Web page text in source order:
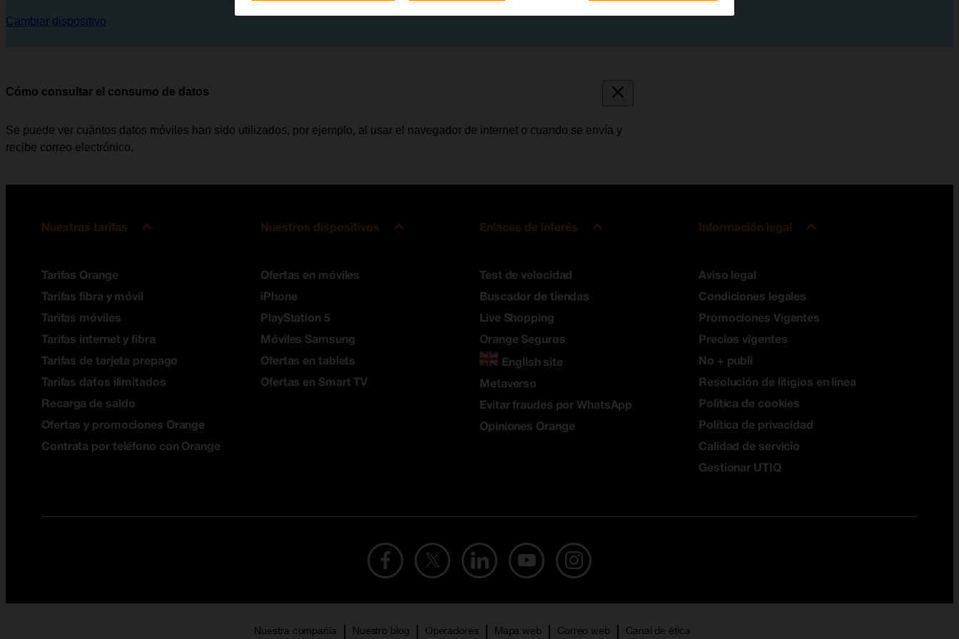
Cambiar dispositivo
Cómo consultar el consumo de datos
Se puede ver cuántos datos móviles han sido utilizados, por ejemplo, al usar el navegador de internet o cuando se envía y
recibe correo electrónico.
Nuestras tarifas
Tarifas Orange
Tarifas fibra y móvil
Tarifas móviles
Tarifas internet y fibra
Tarifas de tarjeta prepago
Tarifas datos ilimitados
Recarga de saldo
Ofertas y promociones Orange
Contrata por teléfono con Orange
Nuestros dispositivos
Ofertas en móviles
iPhone
PlayStation 5
Móviles Samsung
Ofertas en tablets
Ofertas en Smart TV
Enlaces de interés
Test de velocidad
Buscador de tiendas
Live Shopping
Orange Seguros
English site
Metaverso
Evitar fraudes por WhatsApp
Opiniones Orange
Información legal
Aviso legal
Condiciones legales
Promociones Vigentes
Precios vigentes
No + publi
Resolución de litigios en línea
Política de cookies
Política de privacidad
Calidad de servicio
Gestionar UTIQ
Nuestra compañía Nuestro blog Operadores Mapa web Correo web Canal de ética